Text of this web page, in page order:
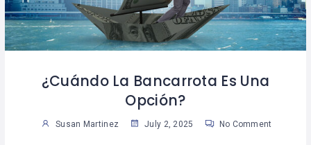
¿Cuándo La Bancarrota Es Una
Opción?
Susan Martinez July 2, 2025 No Comment